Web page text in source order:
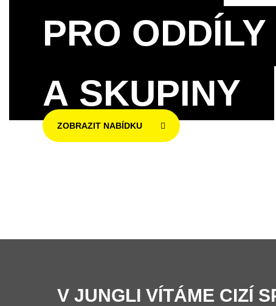
PRO ODDÍLY
A SKUPINY
ZOBRAZIT NABÍDKU
V JUNGLI VÍTÁME CIZÍ